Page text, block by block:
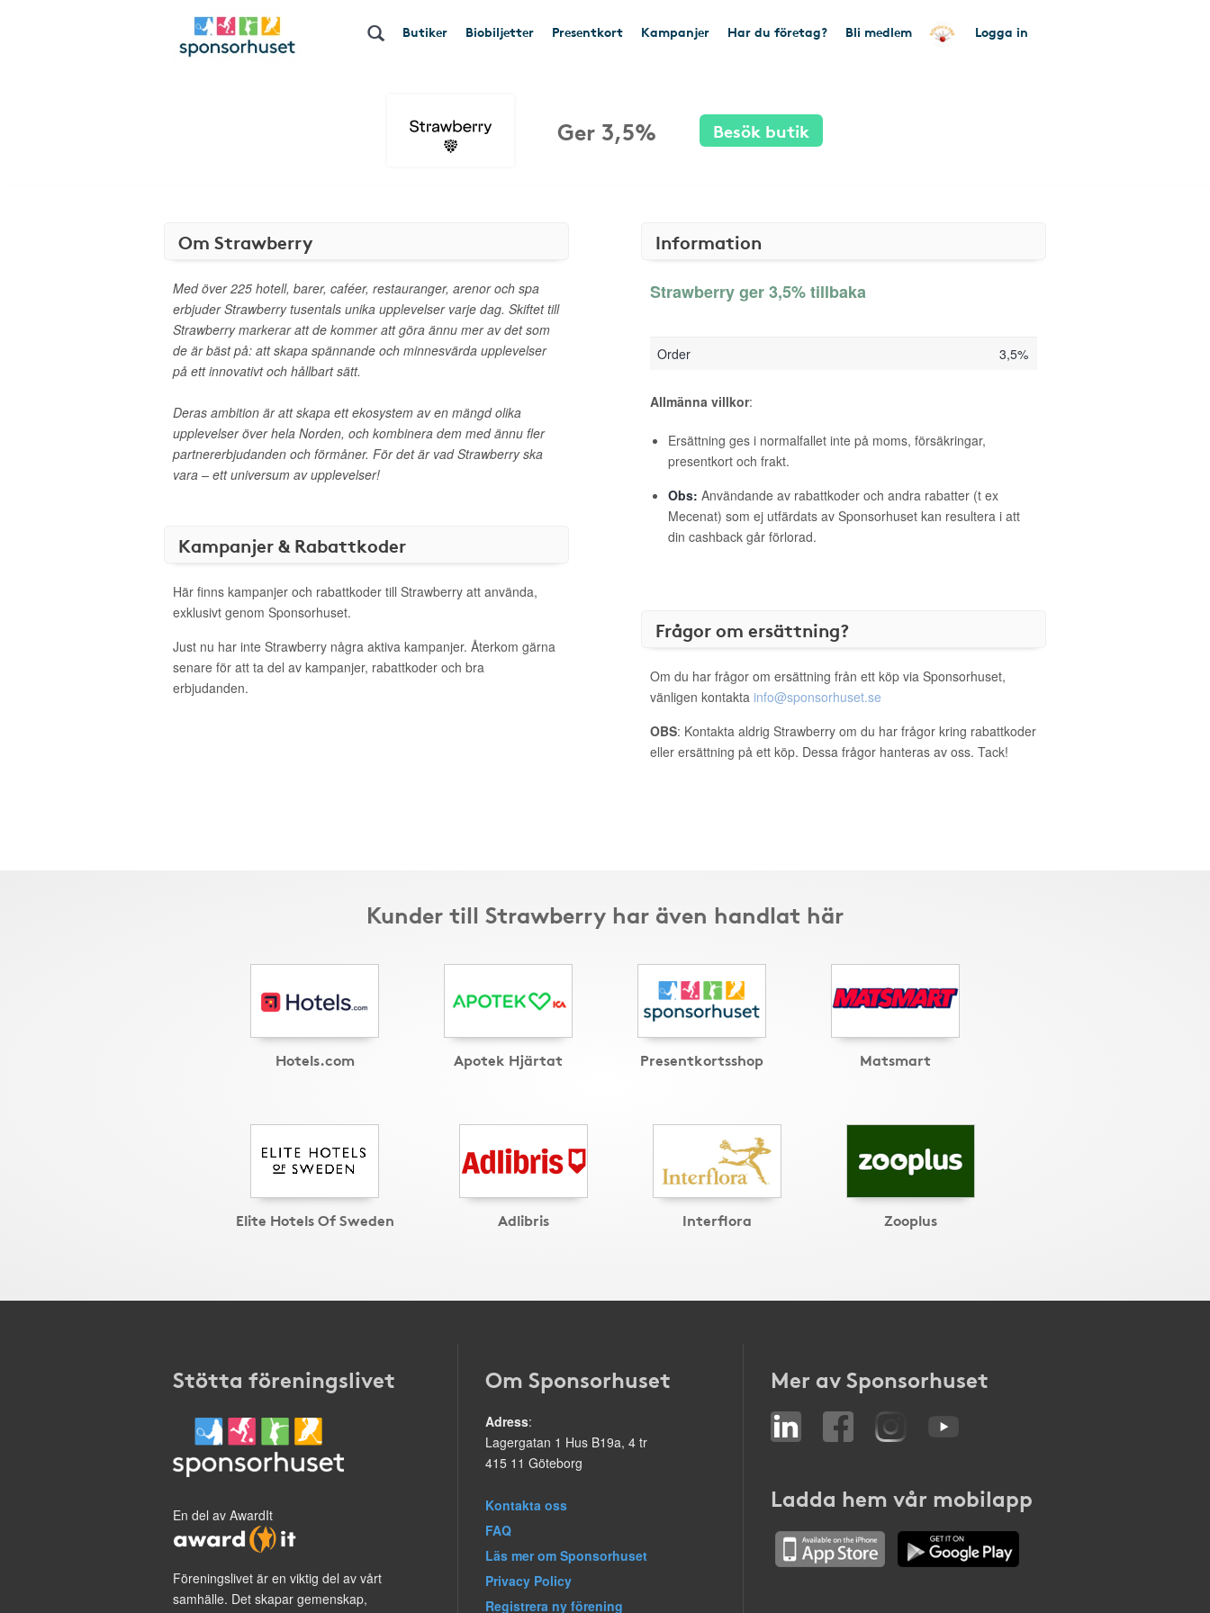
Butiker Biobiljetter Presentkort Kampanjer Har du företag? Bli medlem Logga in
Ger 3,5% Besök butik
Om Strawberry
Med över 225 hotell, barer, caféer, restauranger, arenor och spa
erbjuder Strawberry tusentals unika upplevelser varje dag. Skiftet till
Strawberry markerar att de kommer att göra ännu mer av det som
de är bäst på: att skapa spännande och minnesvärda upplevelser
på ett innovativt och hållbart sätt.
Deras ambition är att skapa ett ekosystem av en mängd olika
upplevelser över hela Norden, och kombinera dem med ännu fler
partnererbjudanden och förmåner. För det är vad Strawberry ska
vara – ett universum av upplevelser!
Kampanjer & Rabattkoder
Här finns kampanjer och rabattkoder till Strawberry att använda,
exklusivt genom Sponsorhuset.
Just nu har inte Strawberry några aktiva kampanjer. Återkom gärna
senare för att ta del av kampanjer, rabattkoder och bra
erbjudanden.
Information
Strawberry ger 3,5% tillbaka
Order 3,5%
Allmänna villkor:
Ersättning ges i normalfallet inte på moms, försäkringar,
presentkort och frakt.
Obs: Användande av rabattkoder och andra rabatter (t ex
Mecenat) som ej utfärdats av Sponsorhuset kan resultera i att
din cashback går förlorad.
Frågor om ersättning?
Om du har frågor om ersättning från ett köp via Sponsorhuset,
vänligen kontakta info@sponsorhuset.se
OBS: Kontakta aldrig Strawberry om du har frågor kring rabattkoder
eller ersättning på ett köp. Dessa frågor hanteras av oss. Tack!
Kunder till Strawberry har även handlat här
Hotels.com Apotek Hjärtat Presentkortsshop Matsmart
Elite Hotels Of Sweden Adlibris Interflora Zooplus
Stötta föreningslivet
En del av AwardIt
Föreningslivet är en viktig del av vårt
samhälle. Det skapar gemenskap,
Om Sponsorhuset
Adress:
Lagergatan 1 Hus B19a, 4 tr
415 11 Göteborg
Kontakta oss
FAQ
Läs mer om Sponsorhuset
Privacy Policy
Registrera ny förening
Mer av Sponsorhuset
Ladda hem vår mobilapp